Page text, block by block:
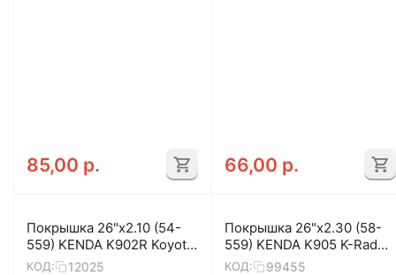
85,00 р. 66,00 р.
Покрышка 26"x2.10 (54-
559) KENDA K902R Koyote
5-529239
КОД: 12025
Покрышка 26"x2.30 (58-
559) KENDA K905 K-Rad
BK/BSK 60TPI 5-523781
КОД: 99455